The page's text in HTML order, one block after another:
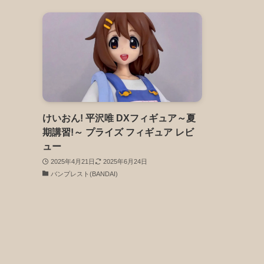
けいおん! 平沢唯 DXフィギュア～夏
期講習!～ プライズ フィギュア レビ
ュー
2025年4月21日
2025年6月24日
バンプレスト(BANDAI)